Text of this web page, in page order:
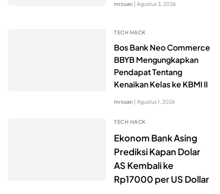
mrcuan | Agustus 3, 2026
TECH HACK
Bos Bank Neo Commerce
BBYB Mengungkapkan
Pendapat Tentang
Kenaikan Kelas ke KBMI II
mrcuan | Agustus 1, 2026
TECH HACK
Ekonom Bank Asing
Prediksi Kapan Dolar
AS Kembali ke
Rp17000 per US Dollar